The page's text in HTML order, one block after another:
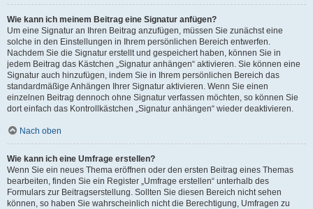
Wie kann ich meinem Beitrag eine Signatur anfügen?
Um eine Signatur an Ihren Beitrag anzufügen, müssen Sie zunächst eine
solche in den Einstellungen in Ihrem persönlichen Bereich entwerfen.
Nachdem Sie die Signatur erstellt und gespeichert haben, können Sie in
jedem Beitrag das Kästchen „Signatur anhängen“ aktivieren. Sie können eine
Signatur auch hinzufügen, indem Sie in Ihrem persönlichen Bereich das
standardmäßige Anhängen Ihrer Signatur aktivieren. Wenn Sie einen
einzelnen Beitrag dennoch ohne Signatur verfassen möchten, so können Sie
dort einfach das Kontrollkästchen „Signatur anhängen“ wieder deaktivieren.
Nach oben
Wie kann ich eine Umfrage erstellen?
Wenn Sie ein neues Thema eröffnen oder den ersten Beitrag eines Themas
bearbeiten, finden Sie ein Register „Umfrage erstellen“ unterhalb des
Formulars zur Beitragserstellung. Sollten Sie diesen Bereich nicht sehen
können, so haben Sie wahrscheinlich nicht die Berechtigung, Umfragen zu